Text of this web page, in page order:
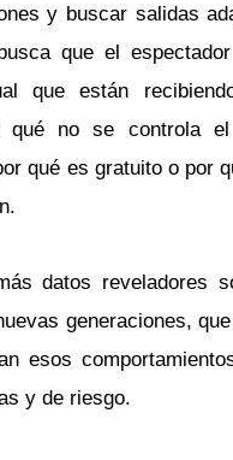
y buscar salidas
que el
que están
qué no se controla el
qué es gratuito o por
datos reveladores
generaciones,
esos
y de riesgo.